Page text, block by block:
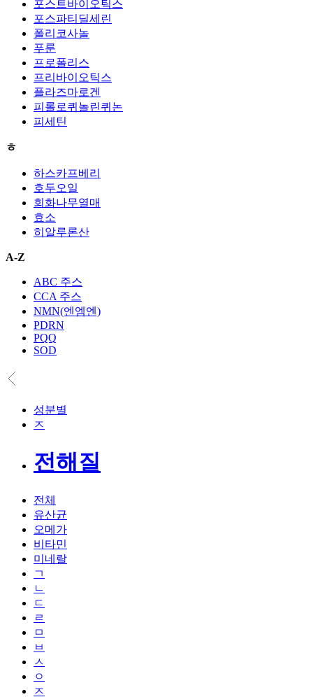
포스트바이오틱스
포스파티딜세린
폴리코사놀
푸룬
프로폴리스
프리바이오틱스
플라즈마로겐
피롤로퀴놀린퀴논
피세틴
ㅎ
하스카프베리
호두오일
회화나무열매
효소
히알루론산
A-Z
ABC 주스
CCA 주스
NMN(엔엠엔)
PDRN
PQQ
SOD
성분별
ㅈ
전해질
전체
유산균
오메가
비타민
미네랄
ㄱ
ㄴ
ㄷ
ㄹ
ㅁ
ㅂ
ㅅ
ㅇ
ㅈ